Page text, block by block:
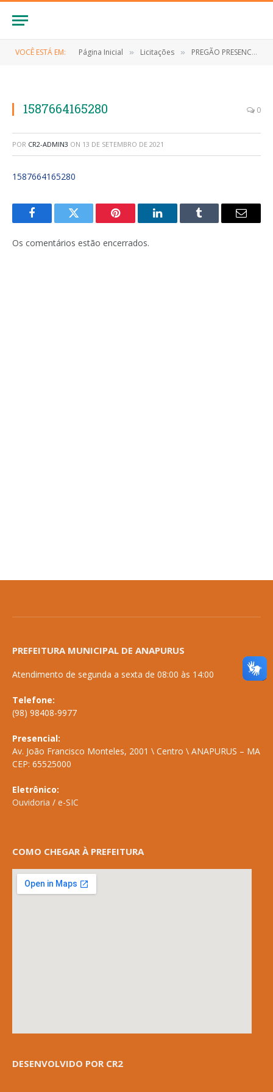
VOCÊ ESTÁ EM: Página Inicial » Licitações » PREGÃO PRESENCIAL Nº 036/2019 (Contratação de pessoa jurídica para aquisição de serviços gráficos para as secretarias municipais de Anapurus)
1587664165280 0
POR CR2-ADMIN3 ON 13 DE SETEMBRO DE 2021
1587664165280
FacebookTwitter Pinterest LinkedInTumblr
E-
Os comentários estão encerrados.
PREFEITURA MUNICIPAL DE ANAPURUS
Atendimento de segunda a sexta de 08:00 às 14:00
Telefone:
(98) 98408-9977
Presencial:
Av. João Francisco Monteles, 2001 \ Centro \ ANAPURUS – MA
CEP: 65525000
Eletrônico:
Ouvidoria / e-SIC
COMO CHEGAR À PREFEITURA
DESENVOLVIDO POR CR2